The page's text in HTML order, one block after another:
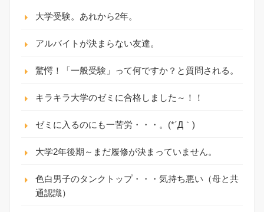
大学受験。あれから2年。
アルバイトが決まらない友達。
驚愕！「一般受験」って何ですか？と質問される。
キラキラ大学のゼミに合格しました～！！
ゼミに入るのにも一苦労・・・。(*´Д｀)
大学2年後期～まだ履修が決まっていません。
色白男子のタンクトップ・・・気持ち悪い（母と共
通認識）